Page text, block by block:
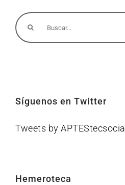
Buscar:
Síguenos en Twitter
Tweets by APTEStecsocial
Hemeroteca